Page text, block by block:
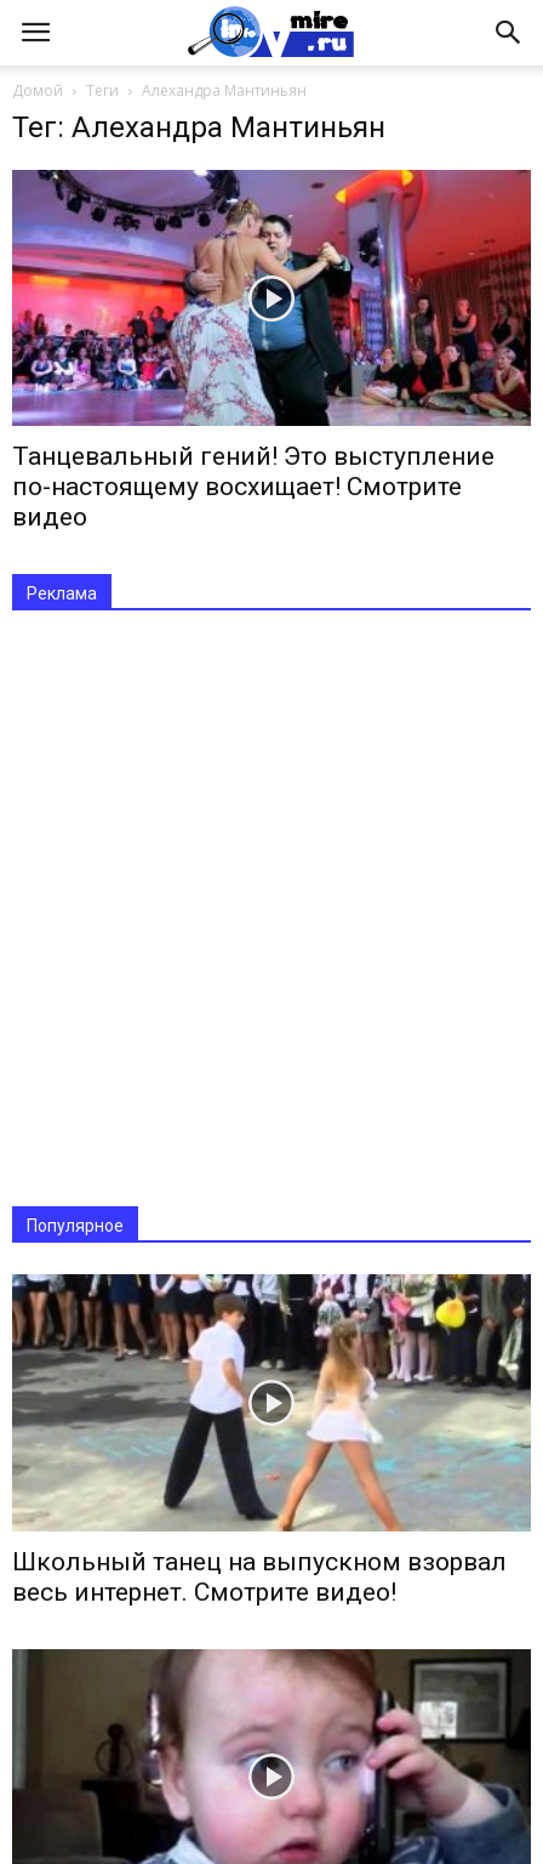
Домой Теги Алехандра Мантиньян
Тег: Алехандра Мантиньян
Танцевальный гений! Это выступление
по-настоящему восхищает! Смотрите
видео
Реклама
Популярное
Школьный танец на выпускном взорвал
весь интернет. Смотрите видео!